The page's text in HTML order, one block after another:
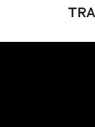
on Rss